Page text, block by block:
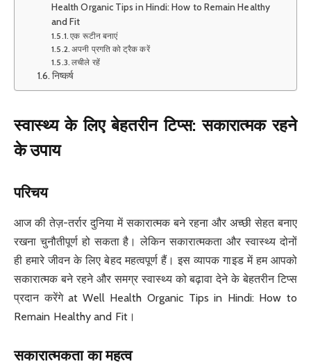
Health Organic Tips in Hindi: How to Remain Healthy
and Fit
एक रूटीन बनाएं
अपनी प्रगति को ट्रैक करें
लचीले रहें
निष्कर्ष
स्वास्थ्य के लिए बेहतरीन टिप्स:सकारात्मक रहने
के उपाय
परिचय
आज की तेज़-तर्रार दुनिया में सकारात्मक बने रहना और अच्छी सेहत बनाए
रखना चुनौतीपूर्ण हो सकता है। लेकिन सकारात्मकता और स्वास्थ्य दोनों
ही हमारे जीवन के लिए बेहद महत्वपूर्ण हैं। इस व्यापक गाइड में हम आपको
सकारात्मक बने रहने और समग्र स्वास्थ्य को बढ़ावा देने के बेहतरीन टिप्स
प्रदान करेंगे at Well Health Organic Tips in Hindi: How to
Remain Healthy and Fit।
सकारात्मकता का महत्व